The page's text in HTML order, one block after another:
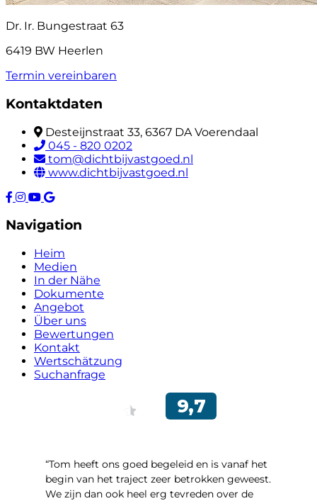
Dr. Ir. Bungestraat 63
6419 BW Heerlen
Termin vereinbaren
Kontaktdaten
Desteijnstraat 33, 6367 DA Voerendaal
045 - 820 0202
tom@dichtbijvastgoed.nl
www.dichtbijvastgoed.nl
Navigation
Heim
Medien
In der Nähe
Dokumente
Angebot
Über uns
Bewertungen
Kontakt
Wertschätzung
Suchanfrage
“Tom heeft ons goed begeleid en is vanaf het
begin van het traject zeer betrokken geweest.
We zijn dan ook heel erg tevreden over de